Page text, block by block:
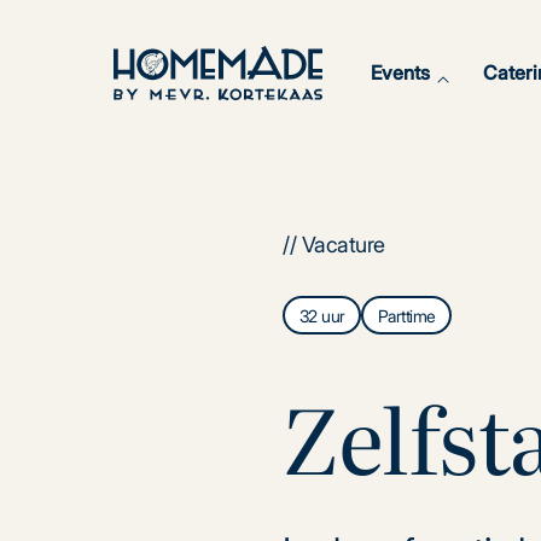
Events
// Vacature
32 uur Parttime